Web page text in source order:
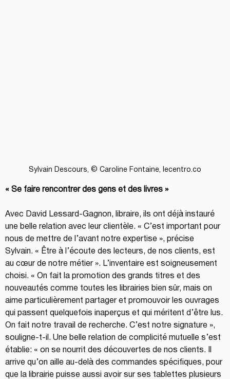
Sylvain Descours, © Caroline Fontaine, lecentro.co
« Se faire rencontrer des gens et des livres »
Avec David Lessard-Gagnon, libraire, ils ont déjà instauré
une belle relation avec leur clientèle. « C’est important pour
nous de mettre de l’avant notre expertise », précise
Sylvain. « Être à l’écoute des lecteurs, de nos clients, est
au cœur de notre métier ». L’inventaire est soigneusement
choisi. « On fait la promotion des grands titres et des
nouveautés comme toutes les librairies bien sûr, mais on
aime particulièrement partager et promouvoir les ouvrages
qui passent quelquefois inaperçus et qui méritent d’être lus.
On fait notre travail de recherche. C’est notre signature »,
souligne-t-il. Une belle relation de complicité mutuelle s’est
établie: « on se nourrit des découvertes de nos clients. Il
arrive qu’on aille au-delà des commandes spécifiques, pour
que la librairie puisse aussi avoir sur ses tablettes plusieurs